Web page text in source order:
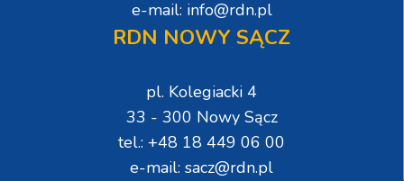
e-mail: info@rdn.pl
RDN NOWY SĄCZ
pl. Kolegiacki 4
33 - 300 Nowy Sącz
tel.: +48 18 449 06 00
e-mail: sacz@rdn.pl